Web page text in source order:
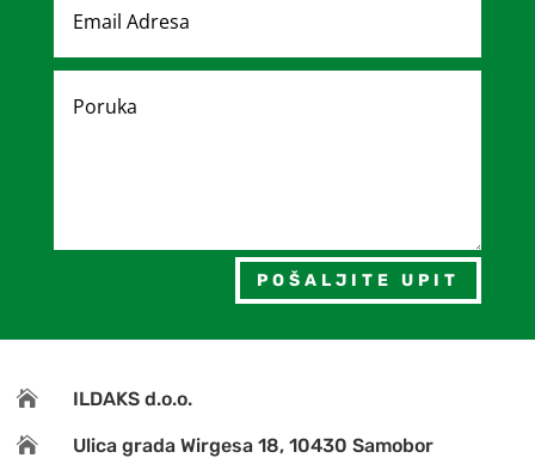
POŠALJITE UPIT
 ILDAKS d.o.o.
 Ulica grada Wirgesa 18, 10430 Samobor